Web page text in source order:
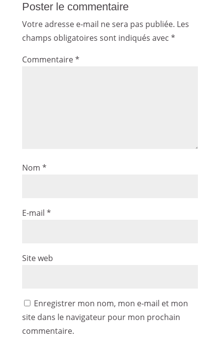
Poster le commentaire
Votre adresse e-mail ne sera pas publiée. Les
champs obligatoires sont indiqués avec *
Commentaire*
Nom *
E-mail *
Site web
Enregistrer mon nom, mon e-mail et mon
site dans le navigateur pour mon prochain
commentaire.